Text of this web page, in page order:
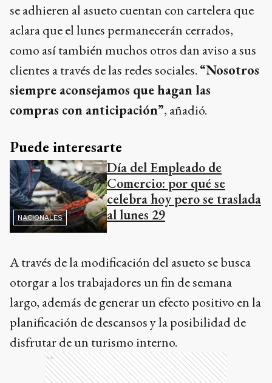
se adhieren al asueto cuentan con cartelera que
aclara que el lunes permanecerán cerrados,
como así también muchos otros dan aviso a sus
clientes a través de las redes sociales. “Nosotros
siempre aconsejamos que hagan las
compras con anticipación”, añadió.
Puede interesarte
NACIONALES
Día del Empleado de
Comercio: por qué se
celebra hoy pero se traslada
al lunes 29
A través de la modificación del asueto se busca
otorgar a los trabajadores un fin de semana
largo, además de generar un efecto positivo en la
planificación de descansos y la posibilidad de
disfrutar de un turismo interno.
Ads